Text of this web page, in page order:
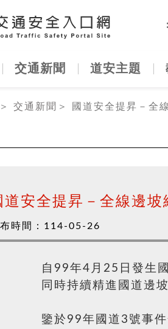
交通
交通新聞 道安主題
＞ 交通新聞 ＞ 國道安全提昇－全
道安全提昇－全線邊坡
時間： 114-05-26
自99年4月25日發生
同時持續精進國道邊
鑒於99年國道3號事